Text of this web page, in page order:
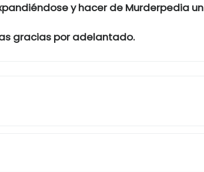
y hacer de Murderpedia un
gracias por adelantado.